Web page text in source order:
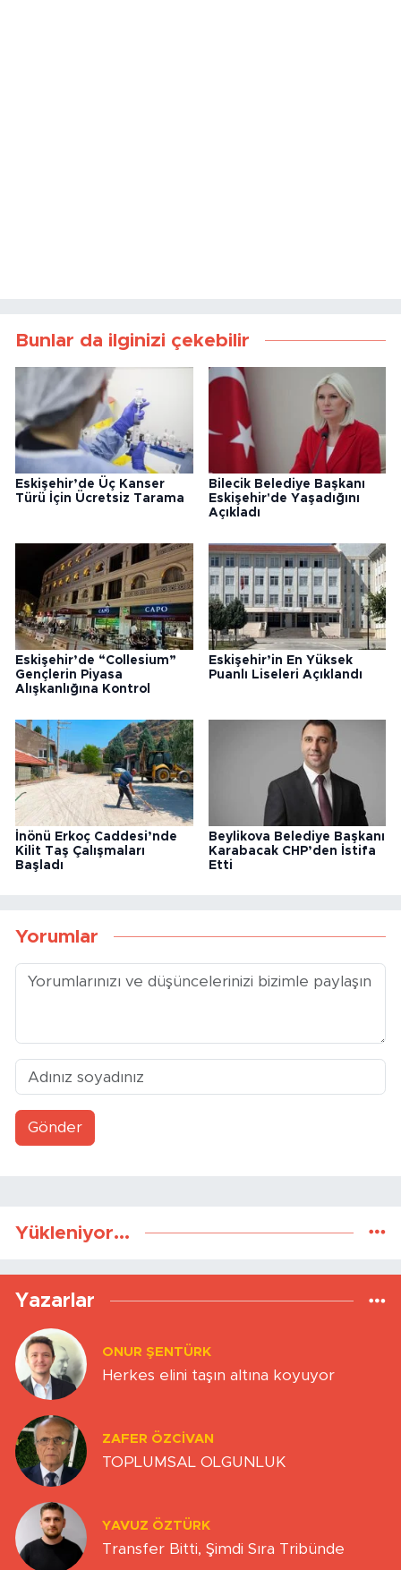
Bunlar da ilginizi çekebilir
Eskişehir’de Üç Kanser
Türü İçin Ücretsiz Tarama
Bilecik Belediye Başkanı
Eskişehir'de Yaşadığını
Açıkladı
Eskişehir’de “Collesium”
Gençlerin Piyasa
Alışkanlığına Kontrol
Eskişehir’in En Yüksek
Puanlı Liseleri Açıklandı
İnönü Erkoç Caddesi’nde
Kilit Taş Çalışmaları
Başladı
Beylikova Belediye Başkanı
Karabacak CHP’den İstifa
Etti
Yorumlar
Gönder
Yükleniyor...
Yazarlar
ONUR ŞENTÜRK
Herkes elini taşın altına koyuyor
ZAFER ÖZCIVAN
TOPLUMSAL OLGUNLUK
YAVUZ ÖZTÜRK
Transfer Bitti, Şimdi Sıra Tribünde